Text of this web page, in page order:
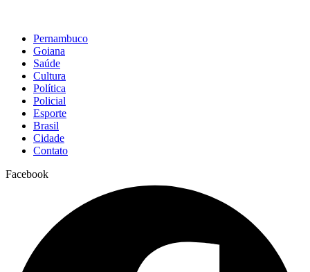
Pernambuco
Goiana
Saúde
Cultura
Política
Policial
Esporte
Brasil
Cidade
Contato
Facebook